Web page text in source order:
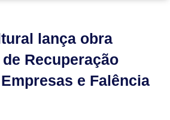
lança obra
Recuperação
e Falência